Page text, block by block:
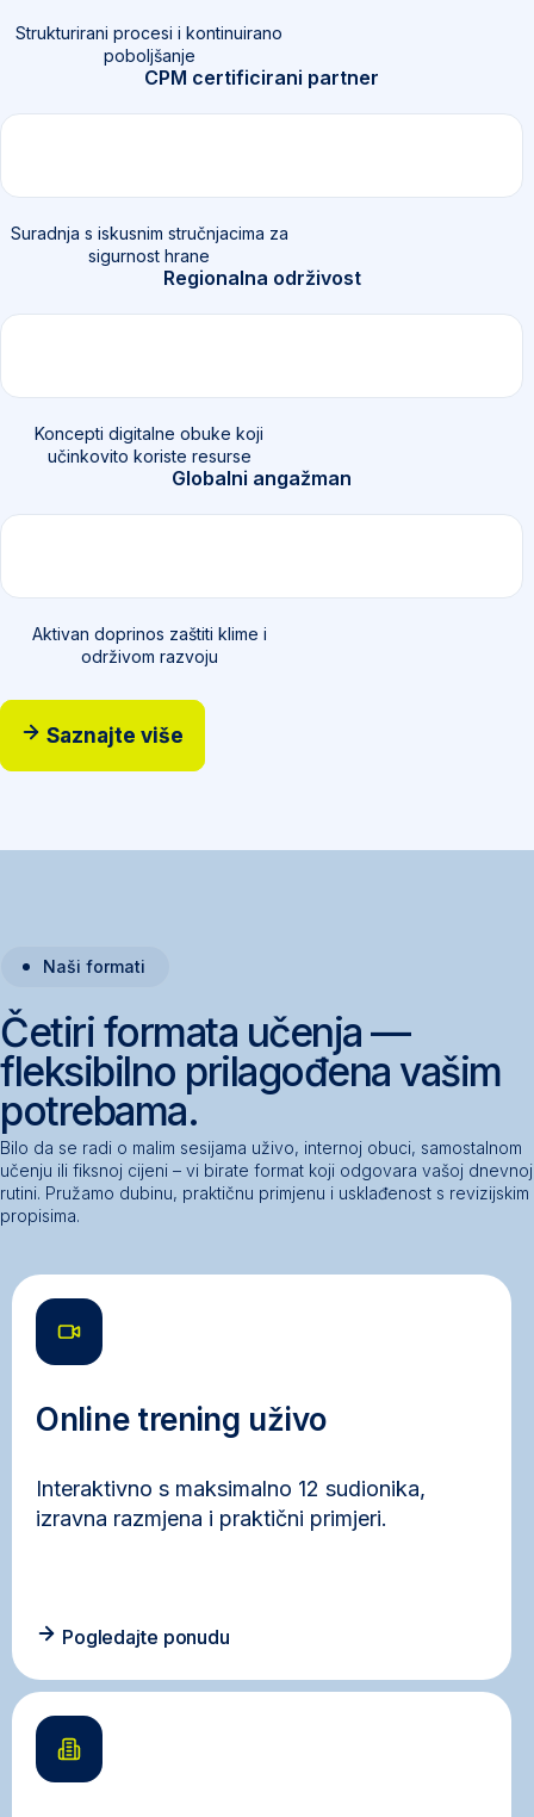
Strukturirani procesi i kontinuirano
poboljšanje
CPM certificirani partner
Suradnja s iskusnim stručnjacima za
sigurnost hrane
Regionalna održivost
Koncepti digitalne obuke koji
učinkovito koriste resurse
Globalni angažman
Aktivan doprinos zaštiti klime i
održivom razvoju
Saznajte više
Naši formati
Četiri formata učenja —
fleksibilno prilagođena vašim
potrebama.
Bilo da se radi o malim sesijama uživo, internoj obuci, samostalnom
učenju ili fiksnoj cijeni – vi birate format koji odgovara vašoj dnevnoj
rutini. Pružamo dubinu, praktičnu primjenu i usklađenost s revizijskim
propisima.
Online trening uživo
Interaktivno s maksimalno 12 sudionika,
izravna razmjena i praktični primjeri.
Pogledajte ponudu